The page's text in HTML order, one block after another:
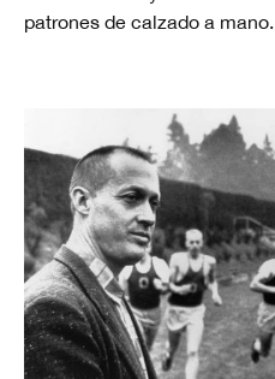
patrones de calzado a mano.